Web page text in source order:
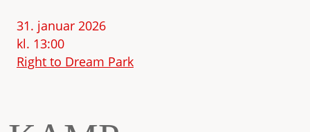
31. januar 2026
kl. 13:00
Right to Dream Park